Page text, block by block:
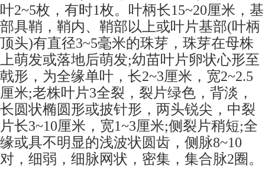
叶2~5枚，有时1枚。叶柄长15~20厘米，基
部具鞘，鞘内、鞘部以上或叶片基部(叶柄
顶头)有直径3~5毫米的珠芽，珠芽在母株
上萌发或落地后萌发;幼苗叶片卵状心形至
戟形，为全缘单叶，长2~3厘米，宽2~2.5
厘米;老株叶片3全裂，裂片绿色，背淡，
长圆状椭圆形或披针形，两头锐尖，中裂
片长3~10厘米，宽1~3厘米;侧裂片稍短;全
缘或具不明显的浅波状圆齿，侧脉8~10
对，细弱，细脉网状，密集，集合脉2圈。